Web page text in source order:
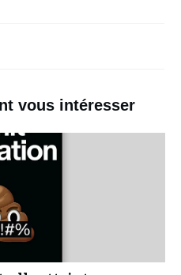
vous intéresser